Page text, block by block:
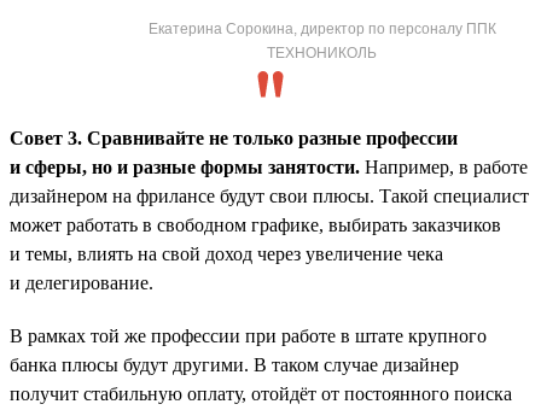
Екатерина Сорокина, директор по персоналу ППК
ТЕХНОНИКОЛЬ
Совет 3. Сравнивайте не только разные профессии
и сферы, но и разные формы занятости. Например, в работе
дизайнером на фрилансе будут свои плюсы. Такой специалист
может работать в свободном графике, выбирать заказчиков
и темы, влиять на свой доход через увеличение чека
и делегирование.
В рамках той же профессии при работе в штате крупного
банка плюсы будут другими. В таком случае дизайнер
получит стабильную оплату, отойдёт от постоянного поиска